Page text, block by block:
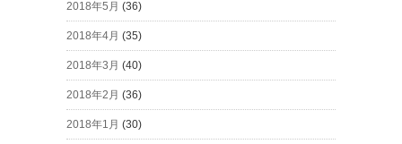
2018年5月 (36)
2018年4月 (35)
2018年3月 (40)
2018年2月 (36)
2018年1月 (30)